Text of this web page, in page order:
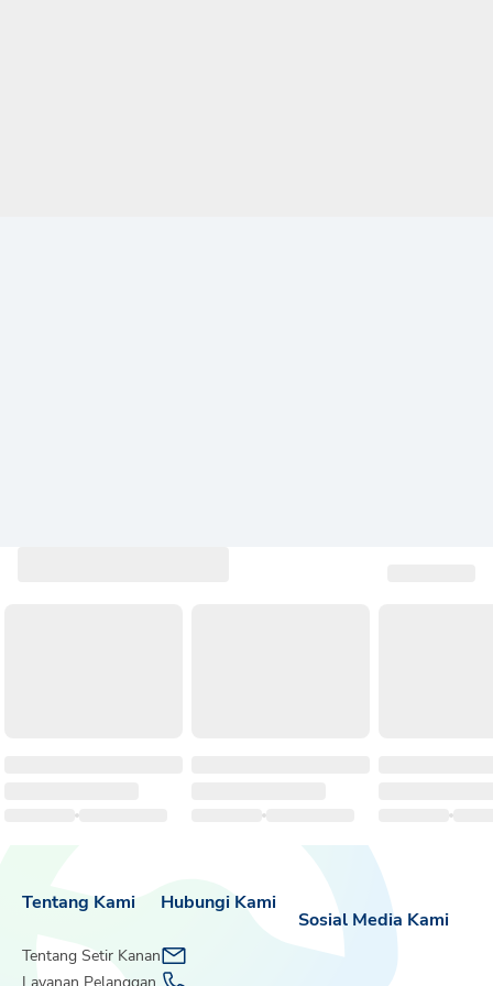
Tentang Kami
Tentang Setir Kanan
Layanan Pelanggan
Sosial Media Kami
Hubungi Kami